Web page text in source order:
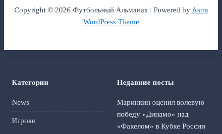
Copyright © 2026 Футбольный Альманах | Powered byAstra
WordPress Theme
Категории
News
Игроки
Недавние посты
Маринкин оценил волевую
победу «Динамо» над
«Факелом» в Кубке России